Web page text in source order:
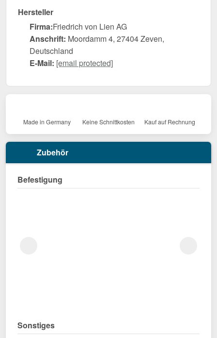
Hersteller
Firma:Friedrich von Lien AG
Anschrift: Moordamm 4, 27404 Zeven,
Deutschland
E-Mail: [email protected]
Made in Germany Keine Schnittkosten Kauf auf Rechnung
Zubehör
Befestigung
Sonstiges